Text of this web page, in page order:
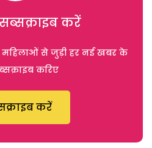
करें
से जुड़ी हर नई खबर के
करिए
करें